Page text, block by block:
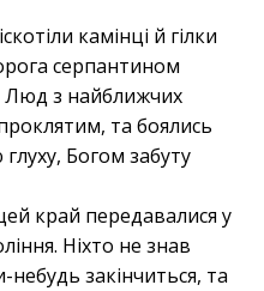
камінці й гілки
серпантином
Люд з найближчих
та боялись
Богом забуту
край передавалися у
Ніхто не знав
закінчиться, та